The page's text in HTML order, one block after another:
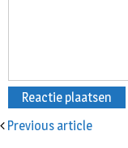
Previous article